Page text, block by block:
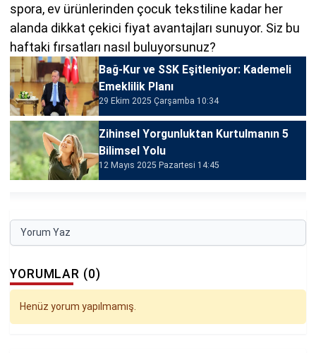
spora, ev ürünlerinden çocuk tekstiline kadar her
alanda dikkat çekici fiyat avantajları sunuyor. Siz bu
haftaki fırsatları nasıl buluyorsunuz?
Bağ-Kur ve SSK Eşitleniyor: Kademeli
Emeklilik Planı
29 Ekim 2025 Çarşamba 10:34
Zihinsel Yorgunluktan Kurtulmanın 5
Bilimsel Yolu
12 Mayıs 2025 Pazartesi 14:45
Yorum Yaz
YORUMLAR (0)
Henüz yorum yapılmamış.